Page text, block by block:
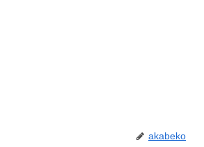
akabeko